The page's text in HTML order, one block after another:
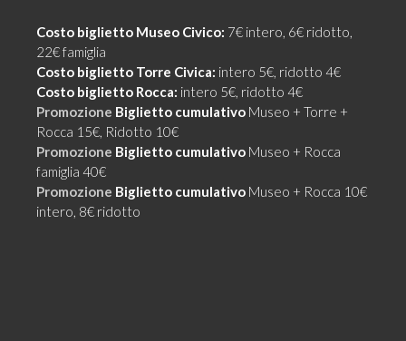
Costo biglietto Museo Civico: 7€ intero, 6€ ridotto,
22€ famiglia
Costo biglietto Torre Civica: intero 5€, ridotto 4€
Costo biglietto Rocca: intero 5€, ridotto 4€
Promozione Biglietto cumulativo Museo + Torre +
Rocca 15€, Ridotto 10€
Promozione Biglietto cumulativo Museo + Rocca
famiglia 40€
Promozione Biglietto cumulativo Museo + Rocca 10€
intero, 8€ ridotto